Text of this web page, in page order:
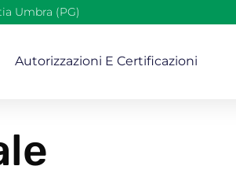
Umbra (PG)
Autorizzazioni E Certificazioni